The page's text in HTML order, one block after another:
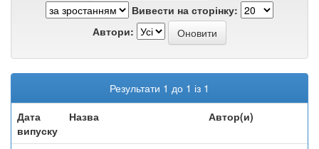
Вивести на сторінку:
Автори:
Результати 1 до 1 із 1
Дата
випуску
Назва Автор(и)